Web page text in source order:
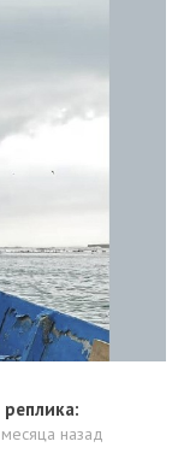
назад